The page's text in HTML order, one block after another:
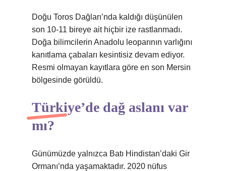
Doğu Toros Dağları’nda kaldığı düşünülen
son 10-11 bireye ait hiçbir ize rastlanmadı.
Doğa bilimcilerin Anadolu leoparının varlığını
kanıtlama çabaları kesintisiz devam ediyor.
Resmi olmayan kayıtlara göre en son Mersin
bölgesinde görüldü.
Türkiye’de dağ aslanı var
mı?
Günümüzde yalnızca Batı Hindistan’daki Gir
Ormanı’nda yaşamaktadır. 2020 nüfus